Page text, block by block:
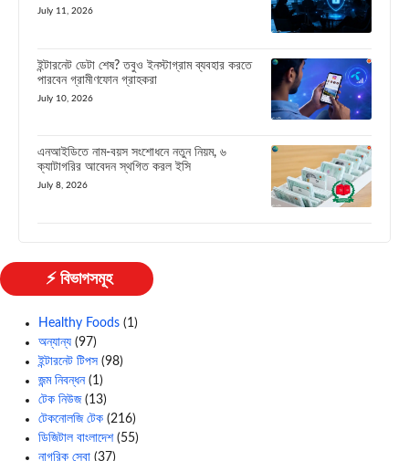
July 11, 2026
ইন্টারনেট ডেটা শেষ? তবুও ইনস্টাগ্রাম ব্যবহার করতে
পারবেন গ্রামীণফোন গ্রাহকরা
July 10, 2026
এনআইডিতে নাম-বয়স সংশোধনে নতুন নিয়ম, ৬
ক্যাটাগরির আবেদন স্থগিত করল ইসি
July 8, 2026
⚡ বিভাগসমূহ
Healthy Foods (1)
অন্যান্য (97)
ইন্টারনেট টিপস (98)
জন্ম নিবন্ধন(1)
টেক নিউজ(13)
টেকনোলজি টেক (216)
ডিজিটাল বাংলাদেশ(55)
নাগরিক সেবা (37)